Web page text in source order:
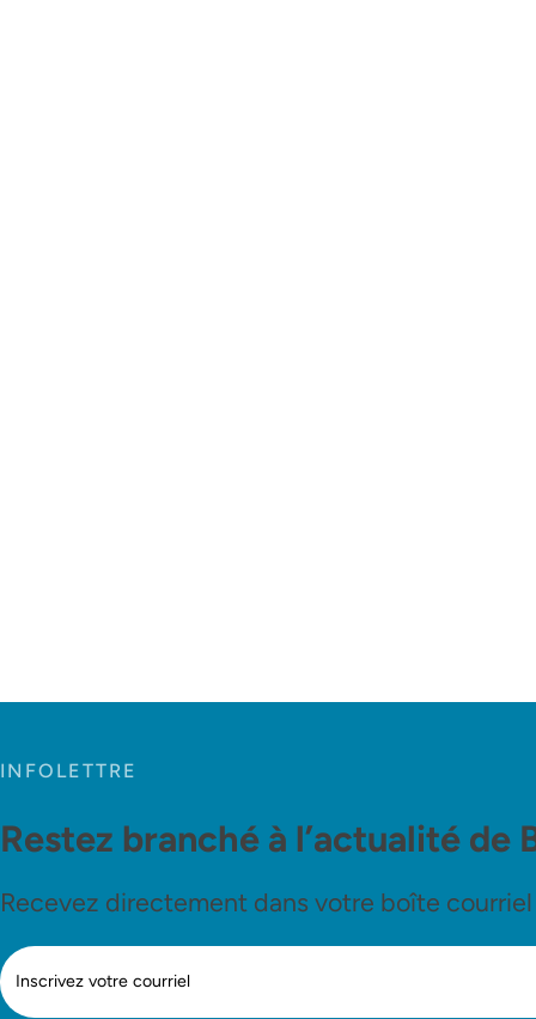
INFOLETTRE
Restez branché à l’actualité de
Recevez directement dans votre boîte